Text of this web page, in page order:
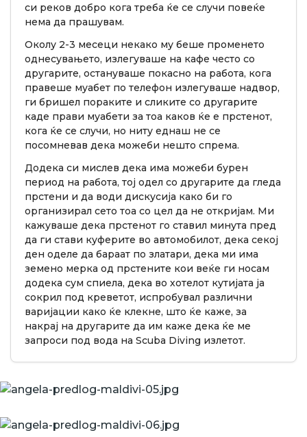
си реков добро кога треба ќе се случи повеќе
нема да прашувам.
Околу 2-3 месеци некако му беше променето
однесувањето, излегуваше на кафе често со
другарите, остануваше покасно на работа, кога
правеше муабет по телефон излегуваше надвор,
ги бришел пораките и сликите со другарите
каде прави муабети за тоа каков ќе е прстенот,
кога ќе се случи, но ниту еднаш не се
посомневав дека можеби нешто спрема.
Додека си мислев дека има можеби бурен
период на работа, тој одел со другарите да гледа
прстени и да води дискусија како би го
организирал сето тоа со цел да не откријам. Ми
кажуваше дека прстенот го ставил минута пред
да ги стави куферите во автомобилот, дека секој
ден оделе да бараат по златари, дека ми има
земено мерка од прстените кои веќе ги носам
додека сум спиела, дека во хотелот кутијата ја
сокрил под креветот, испробувал различни
варијации како ќе клекне, што ќе каже, за
накрај на другарите да им каже дека ќе ме
запроси под вода на Scuba Diving излетот.